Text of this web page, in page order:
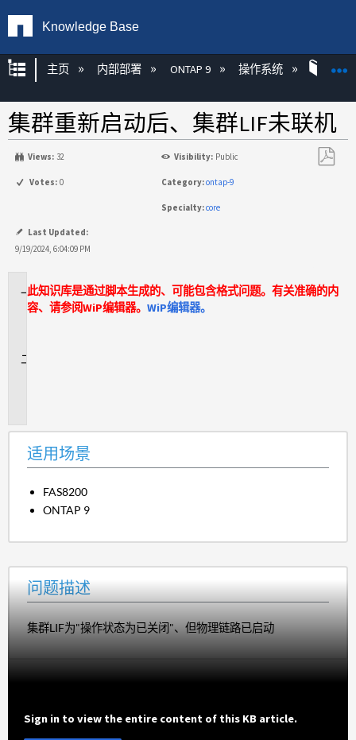
Knowledge Base
扩展/隐缩全局层次
主页 内部部署 ONTAP 9 操作系统
集群重新启动后、集群LIF未联机
Views: 32 Visibility: Public
Votes: 0 Category:ontap-9
Specialty:core
Last Updated:
9/19/2024, 6:04:09 PM
适
用
此知识库是通过脚本生成的、可能包含格式问题。有关准确的内
容、请参阅WiP编辑器。 WiP编辑器。
适用场景
FAS8200
ONTAP 9
问题描述
集群LIF为"操作状态为已关闭"、但物理链路已启动
Sign in to view the entire content of this KB article.